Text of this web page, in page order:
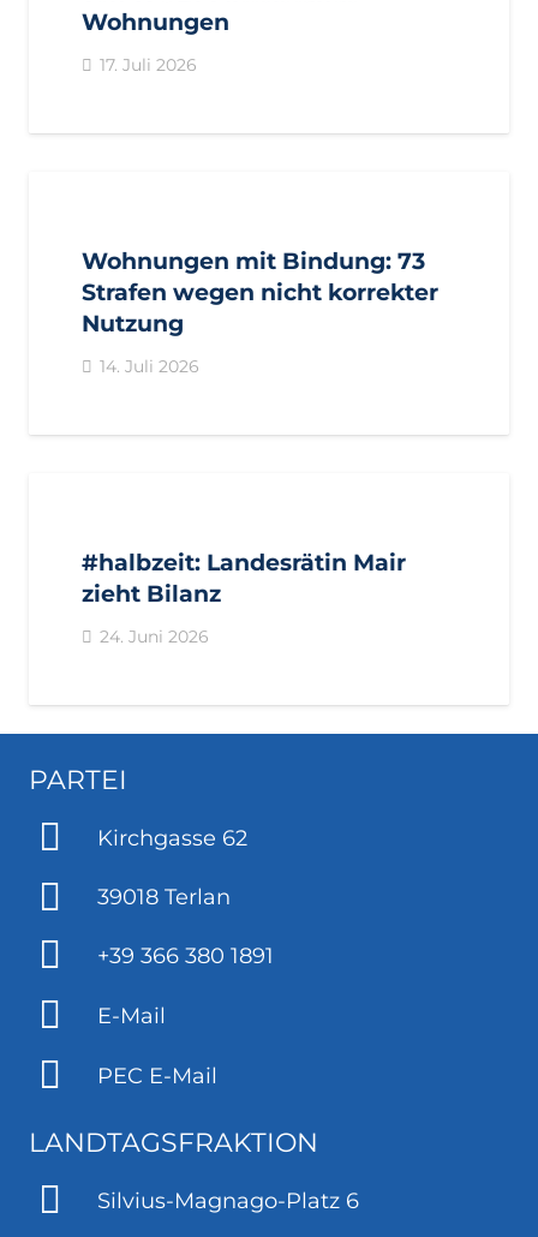
Wohnungen
17. Juli 2026
Wohnungen mit Bindung: 73
Strafen wegen nicht korrekter
Nutzung
14. Juli 2026
#halbzeit: Landesrätin Mair
zieht Bilanz
24. Juni 2026
PARTEI
Kirchgasse 62
39018 Terlan
+39 366 380 1891
E-Mail
PEC E-Mail
LANDTAGSFRAKTION
Silvius-Magnago-Platz 6